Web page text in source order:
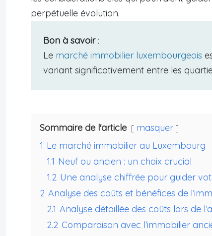
perpétuelle évolution.
Bon à savoir:
Le marché immobilier luxembourgeois
variant significativement entre les
Sommaire de l'article
masquer
1 Le marché immobilier au Luxembourg
1.1 Neuf ou ancien : un choix crucial
1.2 Une analyse chiffrée pour guider
2 Analyse des coûts et bénéfices de
2.1 Analyse détaillée des coûts lors de
2.2 Comparaison avec l’immobilier